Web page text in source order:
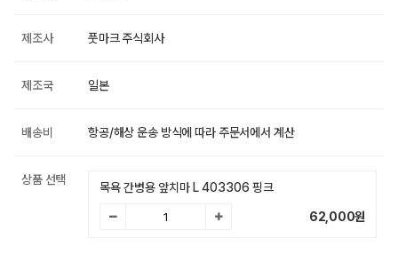
제조사 풋마크 주식회사
제조국 일본
배송비 항공/해상 운송 방식에 따라 주문서에서 계산
상품 선택
목욕 간병용 앞치마 L 403306 핑크
62,000원